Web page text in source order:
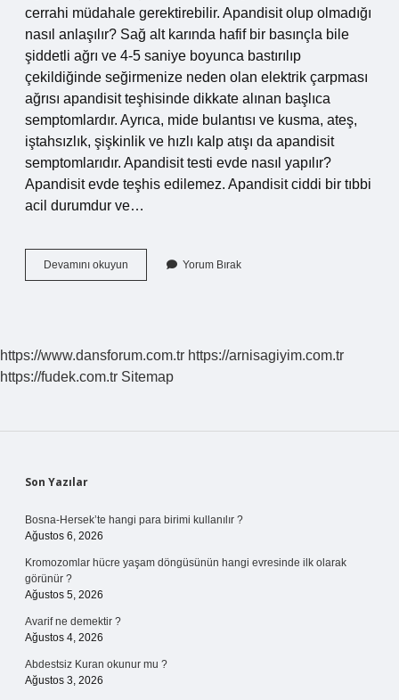
cerrahi müdahale gerektirebilir. Apandisit olup olmadığı
nasıl anlaşılır? Sağ alt karında hafif bir basınçla bile
şiddetli ağrı ve 4-5 saniye boyunca bastırılıp
çekildiğinde seğirmenize neden olan elektrik çarpması
ağrısı apandisit teşhisinde dikkate alınan başlıca
semptomlardır. Ayrıca, mide bulantısı ve kusma, ateş,
iştahsızlık, şişkinlik ve hızlı kalp atışı da apandisit
semptomlarıdır. Apandisit testi evde nasıl yapılır?
Apandisit evde teşhis edilemez. Apandisit ciddi bir tıbbi
acil durumdur ve…
Devamını okuyun Apandisit
Şüphesi
Yorum Bırak
https://www.dansforum.com.tr https://arnisagiyim.com.tr
https://fudek.com.tr Sitemap
Sidebar
Son Yazılar
Bosna-Hersek’te hangi para birimi kullanılır ?
Ağustos 6, 2026
Kromozomlar hücre yaşam döngüsünün hangi evresinde ilk olarak
görünür ?
Ağustos 5, 2026
Avarif ne demektir ?
Ağustos 4, 2026
Abdestsiz Kuran okunur mu ?
Ağustos 3, 2026